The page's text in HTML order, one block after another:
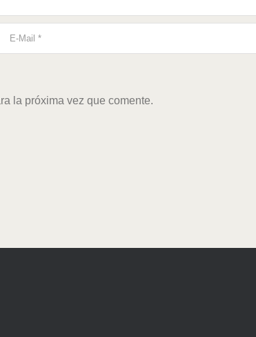
la próxima vez que comente.